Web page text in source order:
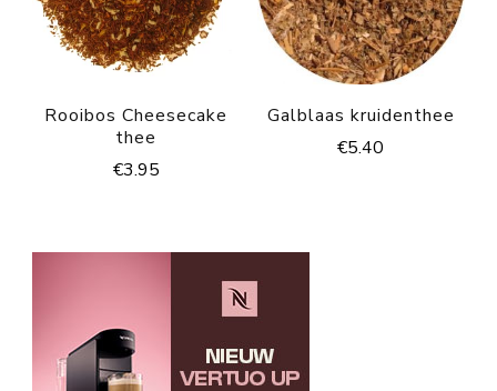
Rooibos Cheesecake
thee
€3.95
Galblaas kruidenthee
€5.40